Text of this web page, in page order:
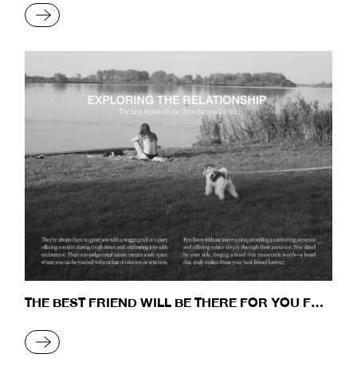
READ MORE
THE BEST FRIEND WILL BE THERE FOR YOU FOR
READ MORE